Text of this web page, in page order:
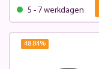
5 - 7 werkdagen
48.84%